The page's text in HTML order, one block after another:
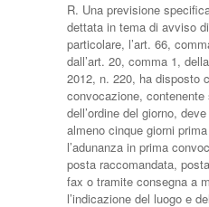
R. Una previsione
dettata in tema di avviso
particolare, l’art. 66,
dall’art. 20, comma 1,
2012, n. 220, ha disposto
convocazione,
dell’ordine del giorno,
almeno cinque giorni
l’adunanza in prima
posta raccomandata,
fax o tramite consegna a
l’indicazione del luogo e